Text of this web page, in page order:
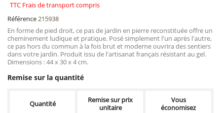
TTC Frais de transport compris
Référence215938
En forme de pied droit, ce pas de jardin en pierre reconstituée offre un
cheminement ludique et pratique. Posé simplement l'un après l'autre,
ce pas hors du commun à la fois brut et moderne ouvrira des sentiers
dans votre jardin. Produit issu de l'artisanat français résistant au gel.
Dimensions : 44 x 30 x 4 cm.
Remise sur la quantité
Quantité
Remise sur prix
unitaire
Vous
économisez